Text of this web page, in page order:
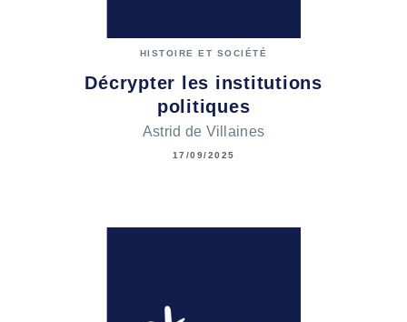
HISTOIRE ET SOCIÉTÉ
Décrypter les institutions
politiques
Astrid de Villaines
17/09/2025